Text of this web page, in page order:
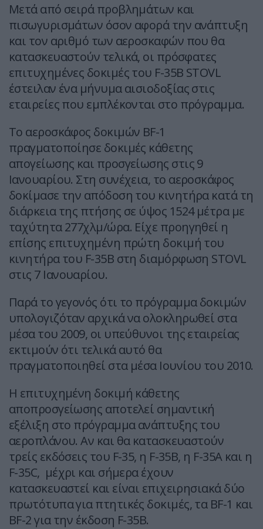
Μετά από σειρά προβλημάτων και
πισωγυρισμάτων όσον αφορά την ανάπτυξη
και τον αριθμό των αεροσκαφών που θα
κατασκευαστούν τελικά, οι πρόσφατες
επιτυχημένες δοκιμές του F-35Β STOVL
έστειλαν ένα μήνυμα αισιοδοξίας στις
εταιρείες που εμπλέκονται στο πρόγραμμα.
Το αεροσκάφος δοκιμών BF-1
πραγματοποίησε δοκιμές κάθετης
απογείωσης και προσγείωσης στις 9
Ιανουαρίου. Στη συνέχεια, το αεροσκάφος
δοκίμασε την απόδοση του κινητήρα κατά τη
διάρκεια της πτήσης σε ύψος 1524 μέτρα με
ταχύτητα 277χλμ/ώρα. Είχε προηγηθεί η
επίσης επιτυχημένη πρώτη δοκιμή του
κινητήρα του F-35Β στη διαμόρφωση STOVL
στις 7 Ιανουαρίου.
Παρά το γεγονός ότι το πρόγραμμα δοκιμών
υπολογιζόταν αρχικά να ολοκληρωθεί στα
μέσα του 2009, οι υπεύθυνοι της εταιρείας
εκτιμούν ότι τελικά αυτό θα
πραγματοποιηθεί στα μέσα Ιουνίου του 2010.
Η επιτυχημένη δοκιμή κάθετης
αποπροσγείωσης αποτελεί σημαντική
εξέλιξη στο πρόγραμμα ανάπτυξης του
αεροπλάνου. Αν και θα κατασκευαστούν
τρείς εκδόσεις του F-35, η F-35Β, η F-35A και η
F-35C, μέχρι και σήμερα έχουν
κατασκευαστεί και είναι επιχειρησιακά δύο
πρωτότυπα για πτητικές δοκιμές, τα BF-1 και
BF-2 για την έκδοση F-35Β.